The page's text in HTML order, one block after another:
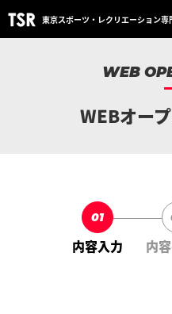
東京スポーツ・ レクリエーション専
WEB
WEBオー
01
内容入力 内